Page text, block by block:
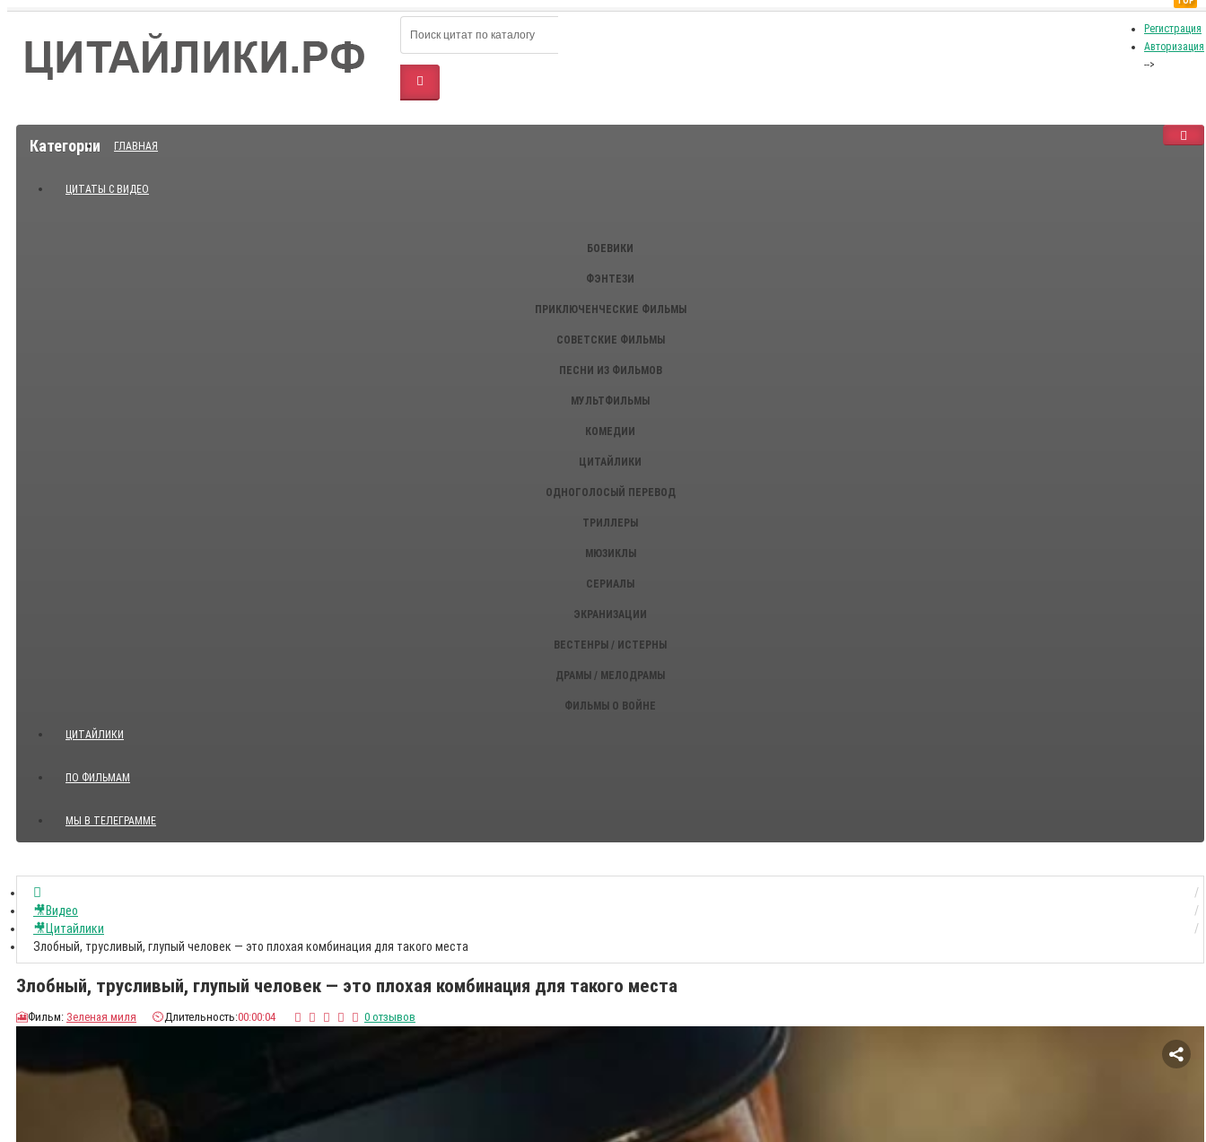
Регистрация
Авторизация
-->
Категории ГЛАВНАЯ
ЦИТАТЫ С ВИДЕО
БОЕВИКИ
ФЭНТЕЗИ
ПРИКЛЮЧЕНЧЕСКИЕ ФИЛЬМЫ
СОВЕТСКИЕ ФИЛЬМЫ
ПЕСНИ ИЗ ФИЛЬМОВ
МУЛЬТФИЛЬМЫ
КОМЕДИИ
ЦИТАЙЛИКИ
ОДНОГОЛОСЫЙ ПЕРЕВОД
ТРИЛЛЕРЫ
МЮЗИКЛЫ
СЕРИАЛЫ
ЭКРАНИЗАЦИИ
ВЕСТЕНРЫ / ИСТЕРНЫ
ДРАМЫ / МЕЛОДРАМЫ
ФИЛЬМЫ О ВОЙНЕ
Показать все Цитаты с видео
ЦИТАЙЛИКИ
ПО ФИЛЬМАМ
МЫ В ТЕЛЕГРАММЕ
🎥Видео
🎥Цитайлики
Злобный, трусливый, глупый человек — это плохая комбинация для такого места
Злобный, трусливый, глупый человек — это плохая комбинация для такого места
🎦Фильм: Зеленая миля ⏲️Длительность:00:00:04 0 отзывов